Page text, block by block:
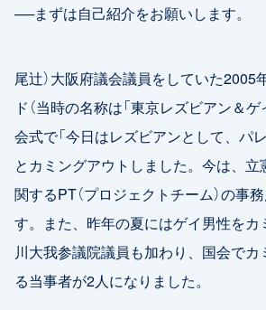
──まずは自己紹介をお願いします。
尾辻）大阪府議会議員をしていた2005
ド（当時の名称は「東京レズビアン＆ゲ
会式で「今日はレズビアンとして、パ
とカミングアウトしました。今は、立
関するPT（プロジェクトチーム）の事
す。また、昨年の夏にはゲイ男性を
川大我参議院議員も加わり、国会で
る当事者が2人になりました。